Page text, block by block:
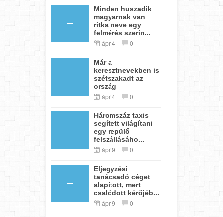
Minden huszadik
magyarnak van
ritka neve egy
felmérés szerin...
ápr 4 0
Már a
keresztnevekben is
szétszakadt az
ország
ápr 4 0
Háromszáz taxis
segített világítani
egy repülő
felszállásáho...
ápr 9 0
Eljegyzési
tanácsadó céget
alapított, mert
csalódott kérőjéb...
ápr 9 0